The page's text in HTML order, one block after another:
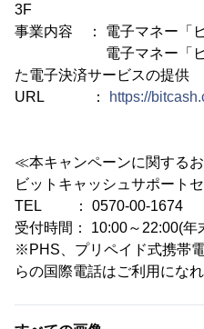
3F
事業内容 ： 電子マネー「
電子マネー「ビット
た電子決済サービスの提供
URL ：
https://
≪本キャンペーンに関する
ビットキャッシュサポート
TEL ： 0570-00-1674
受付時間： 10:00～22:00(年
※PHS、プリペイド式携帯
らの国際電話はご利用にな